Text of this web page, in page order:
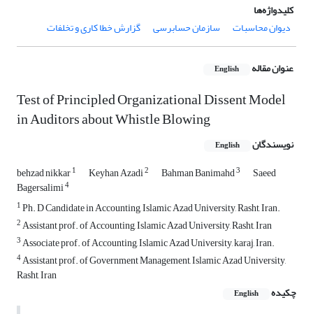
کلیدواژه‌ها
دیوان محاسبات
سازمان حسابرسی گزارش خطا کاری و تخلفات
عنوان مقاله English
Test of Principled Organizational Dissent Model
in Auditors about Whistle Blowing
نویسندگان English
behzad nikkar1 Keyhan Azadi2 Bahman Banimahd3 Saeed
Bagersalimi4
1Ph. D Candidate in Accounting, Islamic Azad University, Rasht, Iran.
2Assistant prof. of Accounting, Islamic Azad University, Rasht, Iran
3Associate prof. of Accounting, Islamic Azad University, karaj, Iran.
4Assistant prof. of Government Management, Islamic Azad University,
Rasht, Iran
چکیده
English